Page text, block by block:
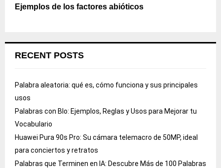
Ejemplos de los factores abióticos
RECENT POSTS
Palabra aleatoria: qué es, cómo funciona y sus principales
usos
Palabras con Blo: Ejemplos, Reglas y Usos para Mejorar tu
Vocabulario
Huawei Pura 90s Pro: Su cámara telemacro de 50MP, ideal
para conciertos y retratos
Palabras que Terminen en IA: Descubre Más de 100 Palabras